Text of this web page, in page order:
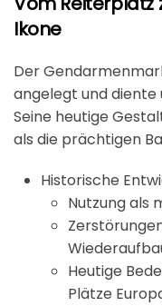
Ikone
Der
angelegt und diente
Seine heutige
als die prächtigen
Historische
Nutzung als
Heutige
Plätze